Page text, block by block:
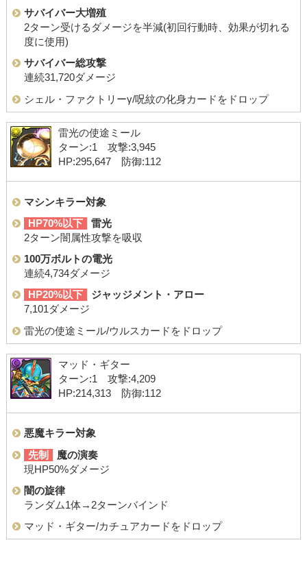
サバイバー大増殖
2ターン受けるダメージを半減(初回行動時、効果が切れる
度に使用)
サバイバー総攻撃
連続31,720ダメージ
シェル・ファクトリーγ/呪紋の化身カードをドロップ
雷光の使途ミール
ターン:1 攻撃:3,945
HP:295,647 防御:112
マシンキラー対象
HP70%以下
雷光
2ターン闇属性攻撃を吸収
100万ボルトの電光
連続4,734ダメージ
HP20%以下
ジャッジメント・アロー
7,101ダメージ
雷光の使途ミール/ウルスカードをドロップ
マッド・ギター
ターン:1 攻撃:4,209
HP:214,313 防御:112
悪魔キラー対象
先制
魔の演奏
現HP50%ダメージ
闇の旋律
ランダム1体→2ターンバインド
マッド・ギター/カチュアカードをドロップ